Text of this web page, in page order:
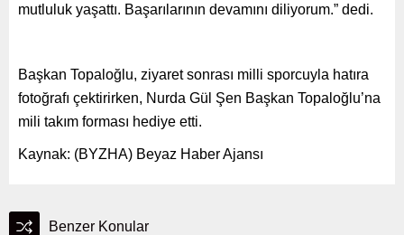
mutluluk yaşattı. Başarılarının devamını diliyorum.” dedi.
Başkan Topaloğlu, ziyaret sonrası milli sporcuyla hatıra
fotoğrafı çektirirken, Nurda Gül Şen Başkan Topaloğlu’na
mili takım forması hediye etti.
Kaynak: (BYZHA) Beyaz Haber Ajansı
Benzer Konular